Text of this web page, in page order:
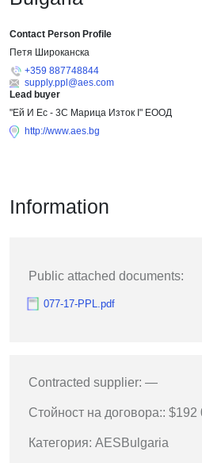
Contact Person Profile
Петя Широканска
+359 887748844
supply.ppl@aes.com
Lead buyer
"Ей И Ес - 3С Марица Изток I" ЕООД
http://www.aes.bg
Information
Public attached documents:
077-17-PPL.pdf
Contracted supplier: —
Стойност на договора:: $192
Категория: AESBulgaria